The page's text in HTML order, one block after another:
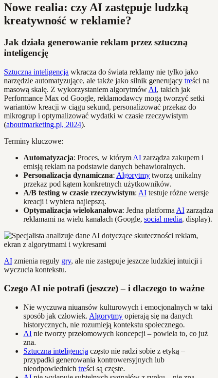
Nowe realia: czy AI zastępuje ludzką
kreatywność w reklamie?
Jak działa generowanie reklam przez sztuczną
inteligencję
Sztuczna inteligencja wkracza do świata reklamy nie tylko jako
narzędzie automatyzujące, ale także jako silnik generujący treści na
masową skalę. Z wykorzystaniem algorytmów AI, takich jak
Performance Max od Google, reklamodawcy mogą tworzyć setki
wariantów kreacji w ciągu sekund, personalizować przekaz do
mikrogrup i optymalizować wydatki w czasie rzeczywistym
(aboutmarketing.pl, 2024).
Terminy kluczowe:
Automatyzacja: Proces, w którym AI zarządza zakupem i
emisją reklam na podstawie danych behawioralnych.
Personalizacja dynamiczna: Algorytmy tworzą unikalny
przekaz pod kątem konkretnych użytkowników.
A/B testing w czasie rzeczywistym: AI testuje różne wersje
kreacji i wybiera najlepszą.
Optymalizacja wielokanałowa: Jedna platforma AI zarządza
reklamami na wielu kanałach (Google, social media, display).
AI zmienia reguły gry, ale nie zastępuje jeszcze ludzkiej intuicji i
wyczucia kontekstu.
Czego AI nie potrafi (jeszcze) – i dlaczego to ważne
Nie wyczuwa niuansów kulturowych i emocjonalnych w taki
sposób jak człowiek. Algorytmy opierają się na danych
historycznych, nie rozumieją kontekstu społecznego.
AI nie tworzy przełomowych koncepcji – powiela to, co już
zna.
Sztuczna inteligencja często nie radzi sobie z etyką –
przypadki generowania kontrowersyjnych lub
nieodpowiednich treści są częste.